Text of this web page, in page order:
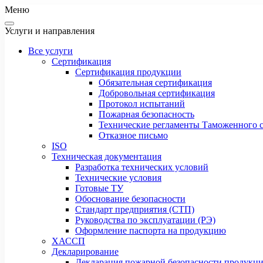
Меню
Услуги и направления
Все услуги
Сертификация
Сертификация продукции
Обязательная сертификация
Добровольная сертификация
Протокол испытаний
Пожарная безопасность
Технические регламенты Таможенного
Отказное письмо
ISO
Техническая документация
Разработка технических условий
Технические условия
Готовые ТУ
Обоснование безопасности
Стандарт предприятия (СТП)
Руководства по эксплуатации (РЭ)
Оформление паспорта на продукцию
ХАССП
Декларирование